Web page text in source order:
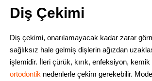
Diş Çekimi
Diş çekimi, onarılamayacak kadar zarar
sağlıksız hale gelmiş dişlerin ağızdan
işlemidir. İleri çürük, kırık, enfeksiyon, kemik
ortodontik nedenlerle çekim gerekebilir.